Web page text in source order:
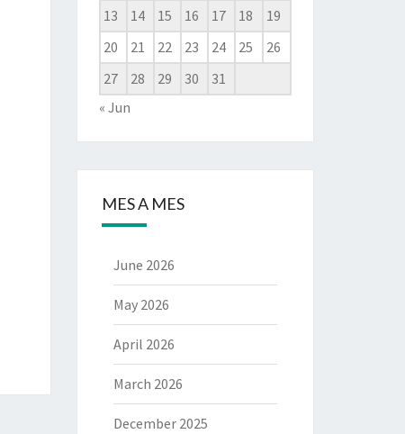
13
14 15 16 17 18
19
20
21 22 23 24 25
26
27
28 29 30
31
« Jun
MES A MES
June 2026
May 2026
April 2026
March 2026
December 2025